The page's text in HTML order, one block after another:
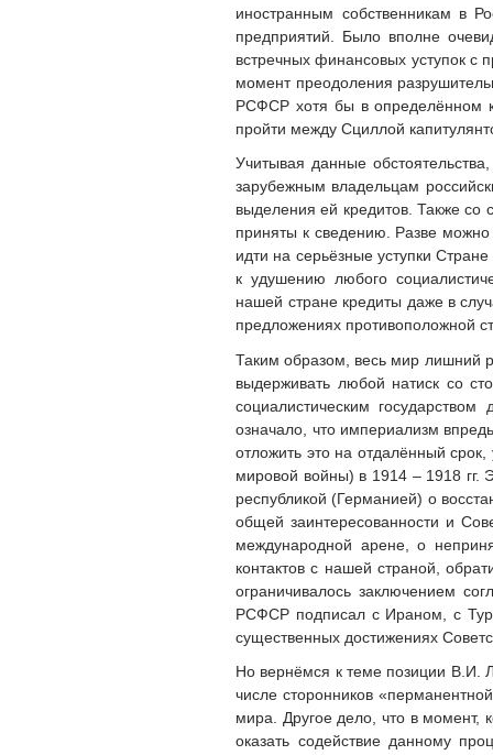
иностранным собственникам в
предприятий. Было вполне
встречных финансовых уступок с
момент преодоления
РСФСР хотя бы в определённом
пройти между Сциллой
Учитывая данные
зарубежным владельцам
выделения ей кредитов. Также
приняты к сведению. Разве
идти на серьёзные уступки
к удушению любого
нашей стране кредиты даже в
предложениях противоположной
Таким образом, весь мир лишний
выдерживать любой натиск со
социалистическим
означало, что империализм
отложить это на отдалённый
мировой войны) в 1914 – 1918 гг.
республикой (Германией) о
общей заинтересованности и
международной арене, о
контактов с нашей страной,
ограничивалось заключением
РСФСР подписал с Ираном, с
существенных достижениях
Но вернёмся к теме позиции В.И.
числе сторонников
мира. Другое дело, что в момент,
оказать содействие данному